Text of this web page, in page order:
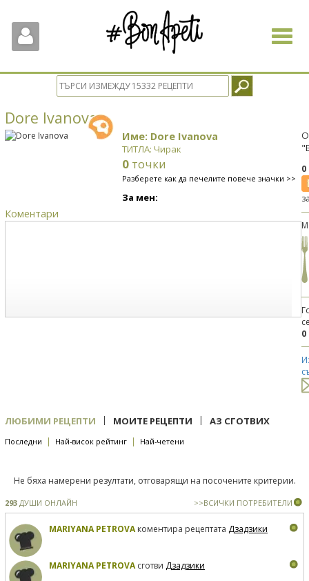
Toggle
Dore Ivanova
Име: Dore Ivanova
ТИТЛА: Чирак
0 точки
Разберете как да печелите повече значки >>
За мен:
Коментари
0
ЛЮБИМИ РЕЦЕПТИ | МОИТЕ РЕЦЕПТИ | АЗ СГОТВИХ
Последни | Най-висок рейтинг | Най-четени
Не бяха намерени резултати, отговарящи на посочените критерии.
293 ДУШИ ОНЛАЙН >>ВСИЧКИ ПОТРЕБИТЕЛИ
MARIYANA PETROVAкоментира рецептата Дзадзики
MARIYANA PETROVAсготви Дзадзики